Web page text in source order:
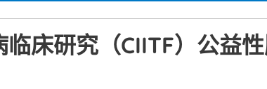
床研究（CIITF）公益